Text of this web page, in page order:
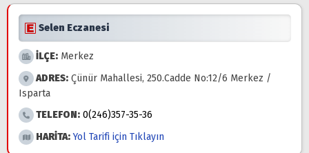
Selen Eczanesi
İLÇE: Merkez
ADRES: Çünür Mahallesi, 250.Cadde No:12/6 Merkez /
Isparta
TELEFON: 0(246)357-35-36
HARİTA: Yol Tarifi için Tıklayın